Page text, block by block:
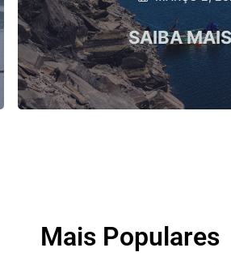
FEVEREIRO 20,
SAIBA MAIS
Mais Populares